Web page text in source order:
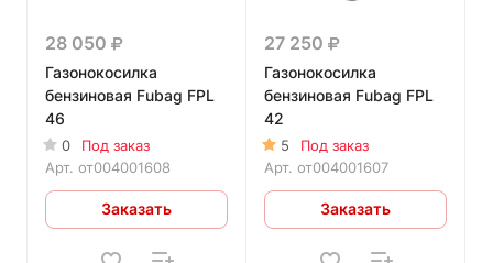
28 050
Газонокосилка
бензиновая Fubag FPL
46
0
Под заказ
Арт. от004001608
Заказать
27 250
Газонокосилка
бензиновая Fubag FPL
42
5
Под заказ
Арт. от004001607
Заказать